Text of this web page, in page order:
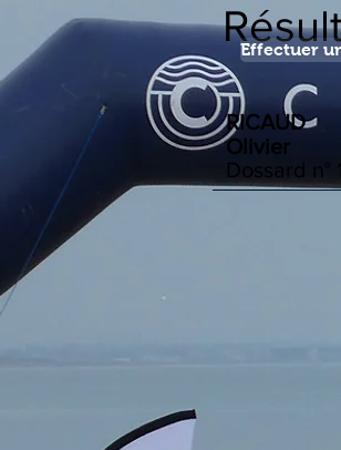
RICAUD
Dossard n°
Olivier
Effectuer